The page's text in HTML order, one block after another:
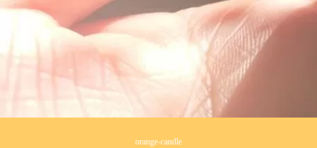
orange-candle